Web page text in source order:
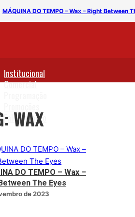
MÁQUINA DO TEMPO – Wax – Right Between
Institucional
Comercial
Fale Conosco
WAX
DO TEMPO – Wax –
The Eyes
de 2023